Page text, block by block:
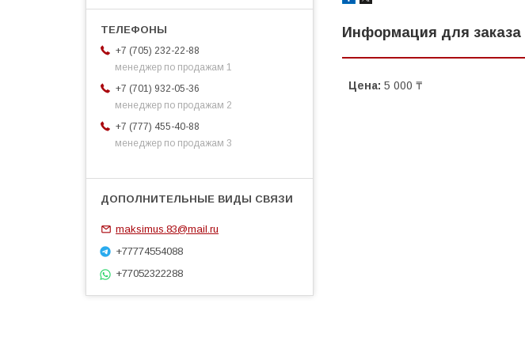
Информация для заказа
Цена: 5 000 ₸
+7 (705) 232-22-88
менеджер по продажам 1
+7 (701) 932-05-36
менеджер по продажам 2
+7 (777) 455-40-88
менеджер по продажам 3
maksimus.83@mail.ru
+77774554088
+77052322288